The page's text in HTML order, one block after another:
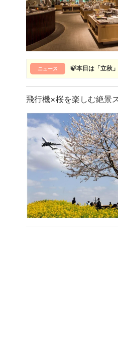
ニュース 🍃本日は「立秋
飛行機×桜を楽しむ絶景